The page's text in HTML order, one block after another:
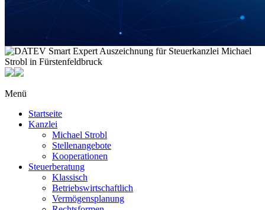
Menü
Startseite
Kanzlei
Michael Strobl
Stellenangebote
Kooperationen
Steuerberatung
Klassisch
Betriebswirtschaftlich
Vermögensplanung